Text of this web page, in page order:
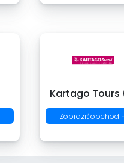
Kartago Tours
Zobraziť obchod